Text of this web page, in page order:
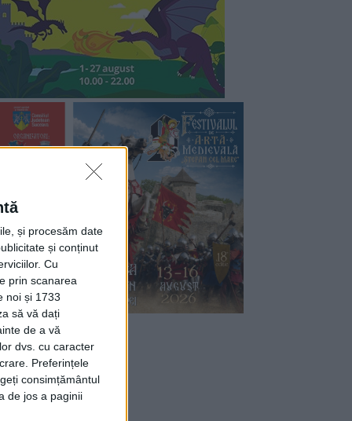
și procesăm date
și conținut
Cu
prin scanarea
noi și 1733
să vă dați
de a vă
dvs. cu caracter
Preferințele
consimțământul
de jos a paginii